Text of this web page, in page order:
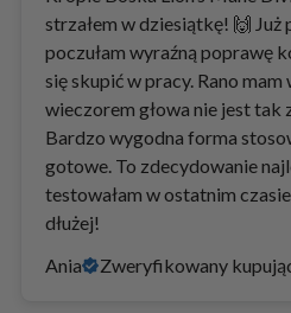
strzałem w dziesiątkę! 🙌 Już
poczułam wyraźną poprawę
się skupić w pracy. Rano mam
wieczorem głowa nie jest tak
Bardzo wygodna forma
gotowe. To zdecydowanie
testowałam w ostatnim
dłużej!
Ania
Zweryfikowany